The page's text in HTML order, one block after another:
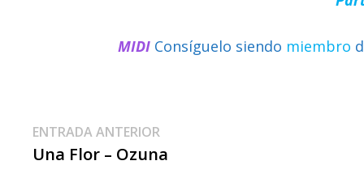
MIDI Consíguelo siendo miembro
Navegación
De
ENTRADA ANTERIOR
anterior:
Una Flor – Ozuna